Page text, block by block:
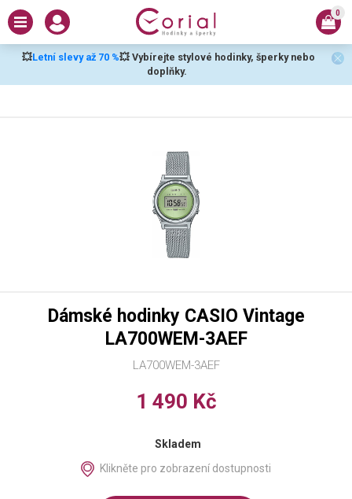
💥Letní slevy až 70 %💥 Vybírejte stylové hodinky, šperky nebo
doplňky.
0
LA700WEM-3AEF
Dámské hodinky CASIO Vintage
LA700WEM-3AEF
1 490 Kč
Skladem
Klikněte pro zobrazení dostupnosti